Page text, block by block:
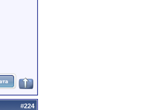
#224